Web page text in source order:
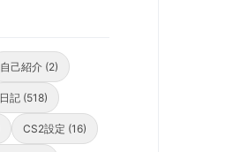
自己紹介 (2)
日記 (518)
CS2設定 (16)